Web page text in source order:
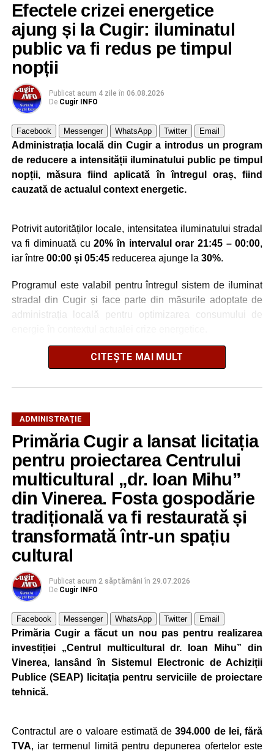
Efectele crizei energetice
ajung și la Cugir: iluminatul
public va fi redus pe timpul
nopții
Publicat acum 4 zile în 06.08.2026
De Cugir INFO
Facebook Messenger WhatsApp Twitter Email
Administrația locală din Cugir a introdus un program
de reducere a intensității iluminatului public pe timpul
nopții, măsura fiind aplicată în întregul oraș, fiind
cauzată de actualul context energetic.
Potrivit autorităților locale, intensitatea iluminatului stradal
va fi diminuată cu20% în intervalul orar 21:45 – 00:00,
iar între 00:00 și 05:45reducerea ajunge la 30%.
Programul este valabil pentru întregul sistem de iluminat
stradal din Cugir și face parte din măsurile adoptate de
administrația locală pentru optimizarea consumului de
Autoritățile locale precizează că reducerea intensității
este realizată astfel încât să fie menținut un nivel adecvat
de iluminare pe timpul nopții.
Adaugă cugirinfo.ro ca sursă
preferată pe Google
Ultimele știri din Cugir
Ursoaică și doi pui, semnalați în zona Dumbrava din
Cugir. A fost emis mesaj RO-ALERT
Amical de gală pe 11 august 2026: Metalurgistul
Companie belgiană, selectată pentru linia de
Cugir. Investiție de 65 de milioane de euro
Facebook Messenger WhatsApp Twitter Email
CITEȘTE MAI MULT
ADMINISTRAŢIE
Primăria Cugir a lansat licitația
pentru proiectarea Centrului
multicultural „dr. Ioan Mihu”
din Vinerea. Fosta gospodărie
tradițională va fi restaurată și
transformată într-un spațiu
cultural
Publicat acum 2 săptămâni în 29.07.2026
De Cugir INFO
Facebook Messenger WhatsApp Twitter Email
Primăria Cugir a făcut un nou pas pentru realizarea
investiției „Centrul multicultural dr. Ioan Mihu” din
Vinerea, lansând în Sistemul Electronic de Achiziții
Publice (SEAP) licitația pentru serviciile de proiectare
tehnică.
Contractul are o valoare estimată de394.000 de lei, fără
TVA, iar termenul limită pentru depunerea ofertelor este